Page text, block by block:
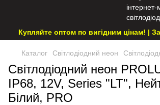
Купляйте оптом по вигідним цінам! |
Каталог Світлодіодний неон
Світлодіодний неон
IP68, 12V, Series "LT",
Білий, PRO